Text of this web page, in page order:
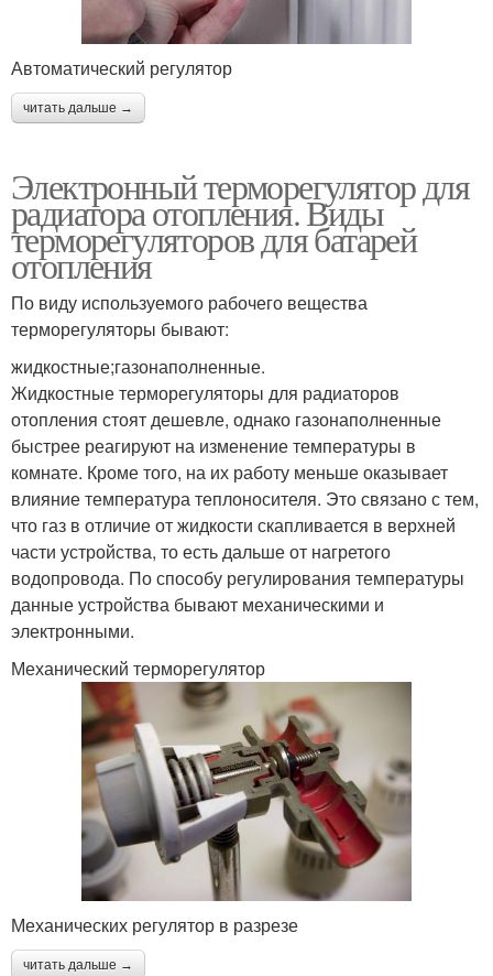
Автоматический регулятор
читать дальше →
Электронный терморегулятор для
радиатора отопления. Виды
терморегуляторов для батарей
отопления
По виду используемого рабочего вещества
терморегуляторы бывают:
жидкостные;газонаполненные.
Жидкостные терморегуляторы для радиаторов
отопления стоят дешевле, однако газонаполненные
быстрее реагируют на изменение температуры в
комнате. Кроме того, на их работу меньше оказывает
влияние температура теплоносителя. Это связано с тем,
что газ в отличие от жидкости скапливается в верхней
части устройства, то есть дальше от нагретого
водопровода. По способу регулирования температуры
данные устройства бывают механическими и
электронными.
Механический терморегулятор
Механических регулятор в разрезе
читать дальше →